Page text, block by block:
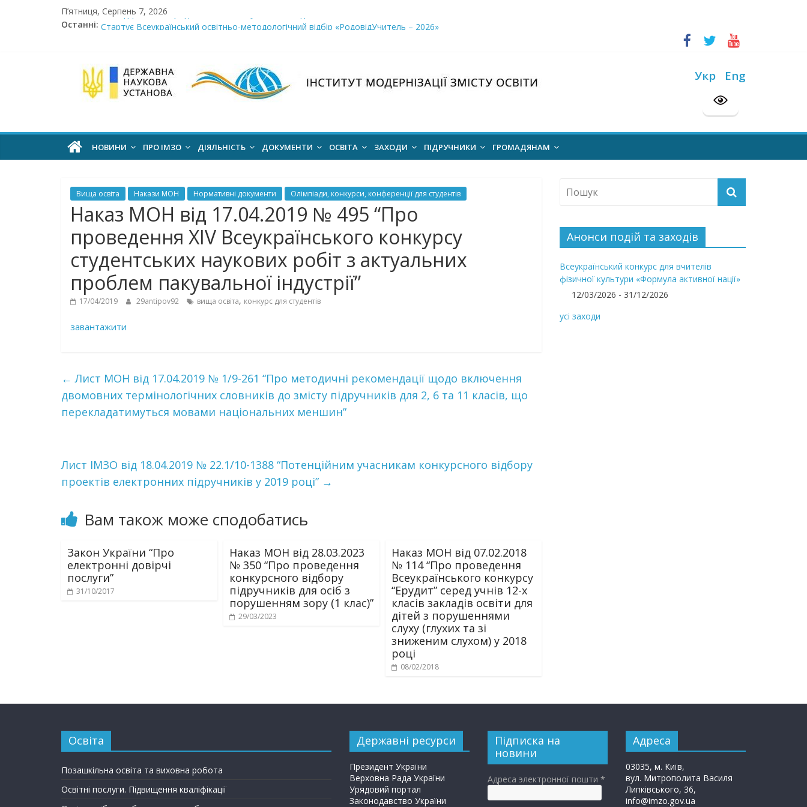
П’ятниця, Серпень 7, 2026
Останні:
Сімнадцята міжнародна виставка «Сучасні заклади освіти»
Стартує Всеукраїнський освітньо-методологічний відбір «РодовідУчитель – 2026»
Розпочато прийом документів на конкурс для здобуття академічних стипендій імені Героїв Небесної Сотні на 2026/2027 н. р.
Інститут
модернізації
змісту
освіти
офіційний
веб-
сайт
Укр Eng
НОВИНИ ПРО ІМЗО ДІЯЛЬНІСТЬ ДОКУМЕНТИ ОСВІТА ЗАХОДИ ПІДРУЧНИКИ ГРОМАДЯНАМ
Вища освіта Накази МОН Нормативні документи Олімпіади, конкурси, конференції для студентів
Наказ МОН від 17.04.2019 № 495 “Про
проведення ХIV Всеукраїнського конкурсу
студентських наукових робіт з актуальних
проблем пакувальної індустрії”
17/04/2019 29antipov92 вища освіта, конкурс для студентів
завантажити
← Лист МОН від 17.04.2019 № 1/9-261 “Про методичні рекомендації щодо включення
двомовних термінологічних словників до змісту підручників для 2, 6 та 11 класів, що
перекладатимуться мовами національних меншин”
Лист ІМЗО від 18.04.2019 № 22.1/10-1388 “Потенційним учасникам конкурсного відбору
проектів електронних підручників у 2019 році” →
Вам також може сподобатись
Закон України “Про
електронні довірчі
послуги”
31/10/2017
Наказ МОН від 28.03.2023
№ 350 “Про проведення
конкурсного відбору
підручників для осіб з
порушенням зору (1 клас)”
29/03/2023
Наказ МОН від 07.02.2018
№ 114 “Про проведення
Всеукраїнського конкурсу
“Ерудит” серед учнів 12-х
класів закладів освіти для
дітей з порушеннями
слуху (глухих та зі
зниженим слухом) у 2018
році
08/02/2018
Анонси подій та заходів
Всеукраїнський конкурс для вчителів
фізичної культури «Формула активної нації»
12/03/2026 - 31/12/2026
усі заходи
Освіта
Позашкільна освіта та виховна робота
Освітні послуги. Підвищення кваліфікації
Державні ресурси
Президент України
Верховна Рада України
Урядовий портал
Законодавство України
Підписка на
новини
Адреса электронної пошти *
Адреса
03035, м. Київ,
вул. Митрополита Василя
Липківського, 36,
info@imzo.gov.ua